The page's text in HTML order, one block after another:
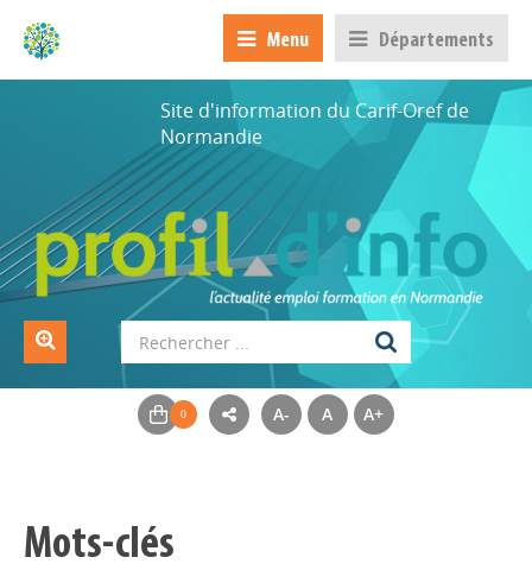
Menu Départements
Site d'information du Carif-Oref de
Normandie
A- A A+
Mots-clés